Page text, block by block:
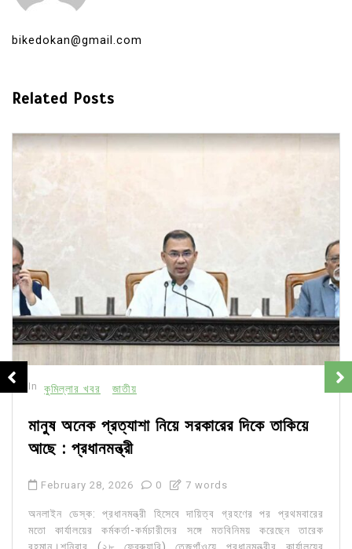
bikedokan@gmail.com
Related Posts
In কুমিল্লার খবর জাতীয়
মানুষ অনেক প্রত্যাশা নিয়ে সরকারের দিকে তাকিয়ে
আছে : প্রধানমন্ত্রী
February 28, 2026 0 7 words
অনলাইন ডেস্ক: প্রধানমন্ত্রী হিসেবে দায়িত্ব গ্রহণের পর প্রথমবারের
মতো কার্যালয়ের কর্মকর্তা-কর্মচারীদের সঙ্গে মতবিনিময় করেছেন তারেক